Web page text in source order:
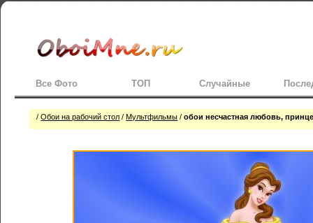
Все Фото ТОП Случайные
/Обои на рабочий стол / Мультфильмы /обои несчастная любовь,